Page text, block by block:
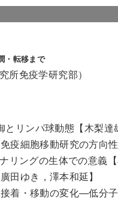
・転移まで
所免疫学研究部）
とリンパ球動態 【木梨達
疫細胞移動研究の方向性
リングの生体での意義
廣田ゆき，澤本和延】
着・移動の変化—低分